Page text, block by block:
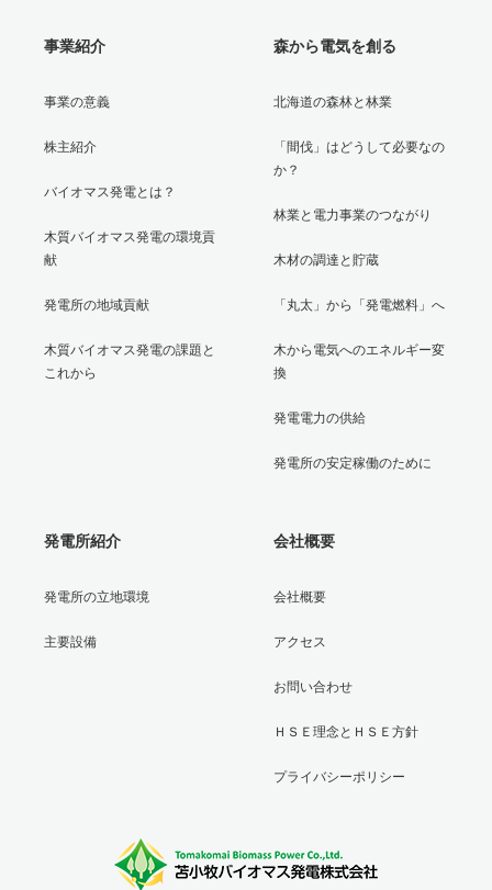
事業紹介
事業の意義
株主紹介
バイオマス発電とは？
木質バイオマス発電の環境貢
献
発電所の地域貢献
木質バイオマス発電の課題と
これから
森から電気を創る
北海道の森林と林業
「間伐」はどうして必要なの
か？
林業と電力事業のつながり
木材の調達と貯蔵
「丸太」から「発電燃料」へ
木から電気へのエネルギー変
換
発電電力の供給
発電所の安定稼働のために
発電所紹介
発電所の立地環境
主要設備
会社概要
会社概要
アクセス
お問い合わせ
ＨＳＥ理念とＨＳＥ方針
プライバシーポリシー